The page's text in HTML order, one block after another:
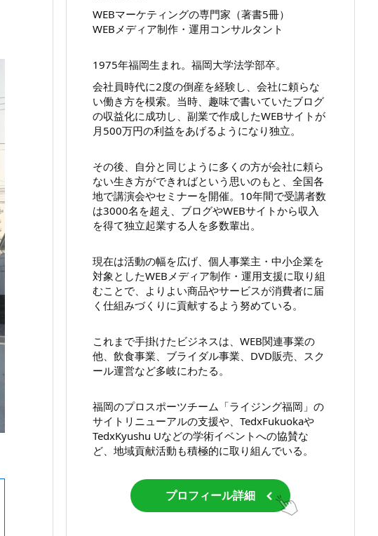
WEBマーケティングの専門家（著書5冊）
WEBメディア制作・運用コンサルタント
1975年福岡生まれ。福岡大学法学部卒。
会社員時代に2度の倒産を経験し、会社に頼らな
い働き方を模索。当時、趣味で書いていたブログ
の収益化に成功し、副業で作成したWEBサイトが
月500万円の利益をあげるようになり独立。
その後、自分と同じように多くの方が会社に頼ら
ない生き方ができればという思いのもと、全国各
地で講演会やセミナーを開催。10年間で受講者数
は3000名を超え、ブログやWEBサイトから収入
を得て独立起業する人を多数輩出。
現在は活動の幅を広げ、個人事業主・中小企業を
対象としたWEBメディア制作・運用支援に取り組
むことで、よりよい商品やサービスが消費者に届
く仕組みづくりに貢献するよう努めている。
これまで手掛けたビジネスは、WEB関連事業の
他、飲食事業、ブライダル事業、DVD販売、スク
ール運営など多岐にわたる。
福岡のプロスポーツチーム「ライジング福岡」の
サイトリニューアルの支援や、TedxFukuokaや
TedxKyushu Uなどの学術イベントへの協賛な
ど、地域貢献活動も積極的に取り組んでいる。
プロフィール詳細